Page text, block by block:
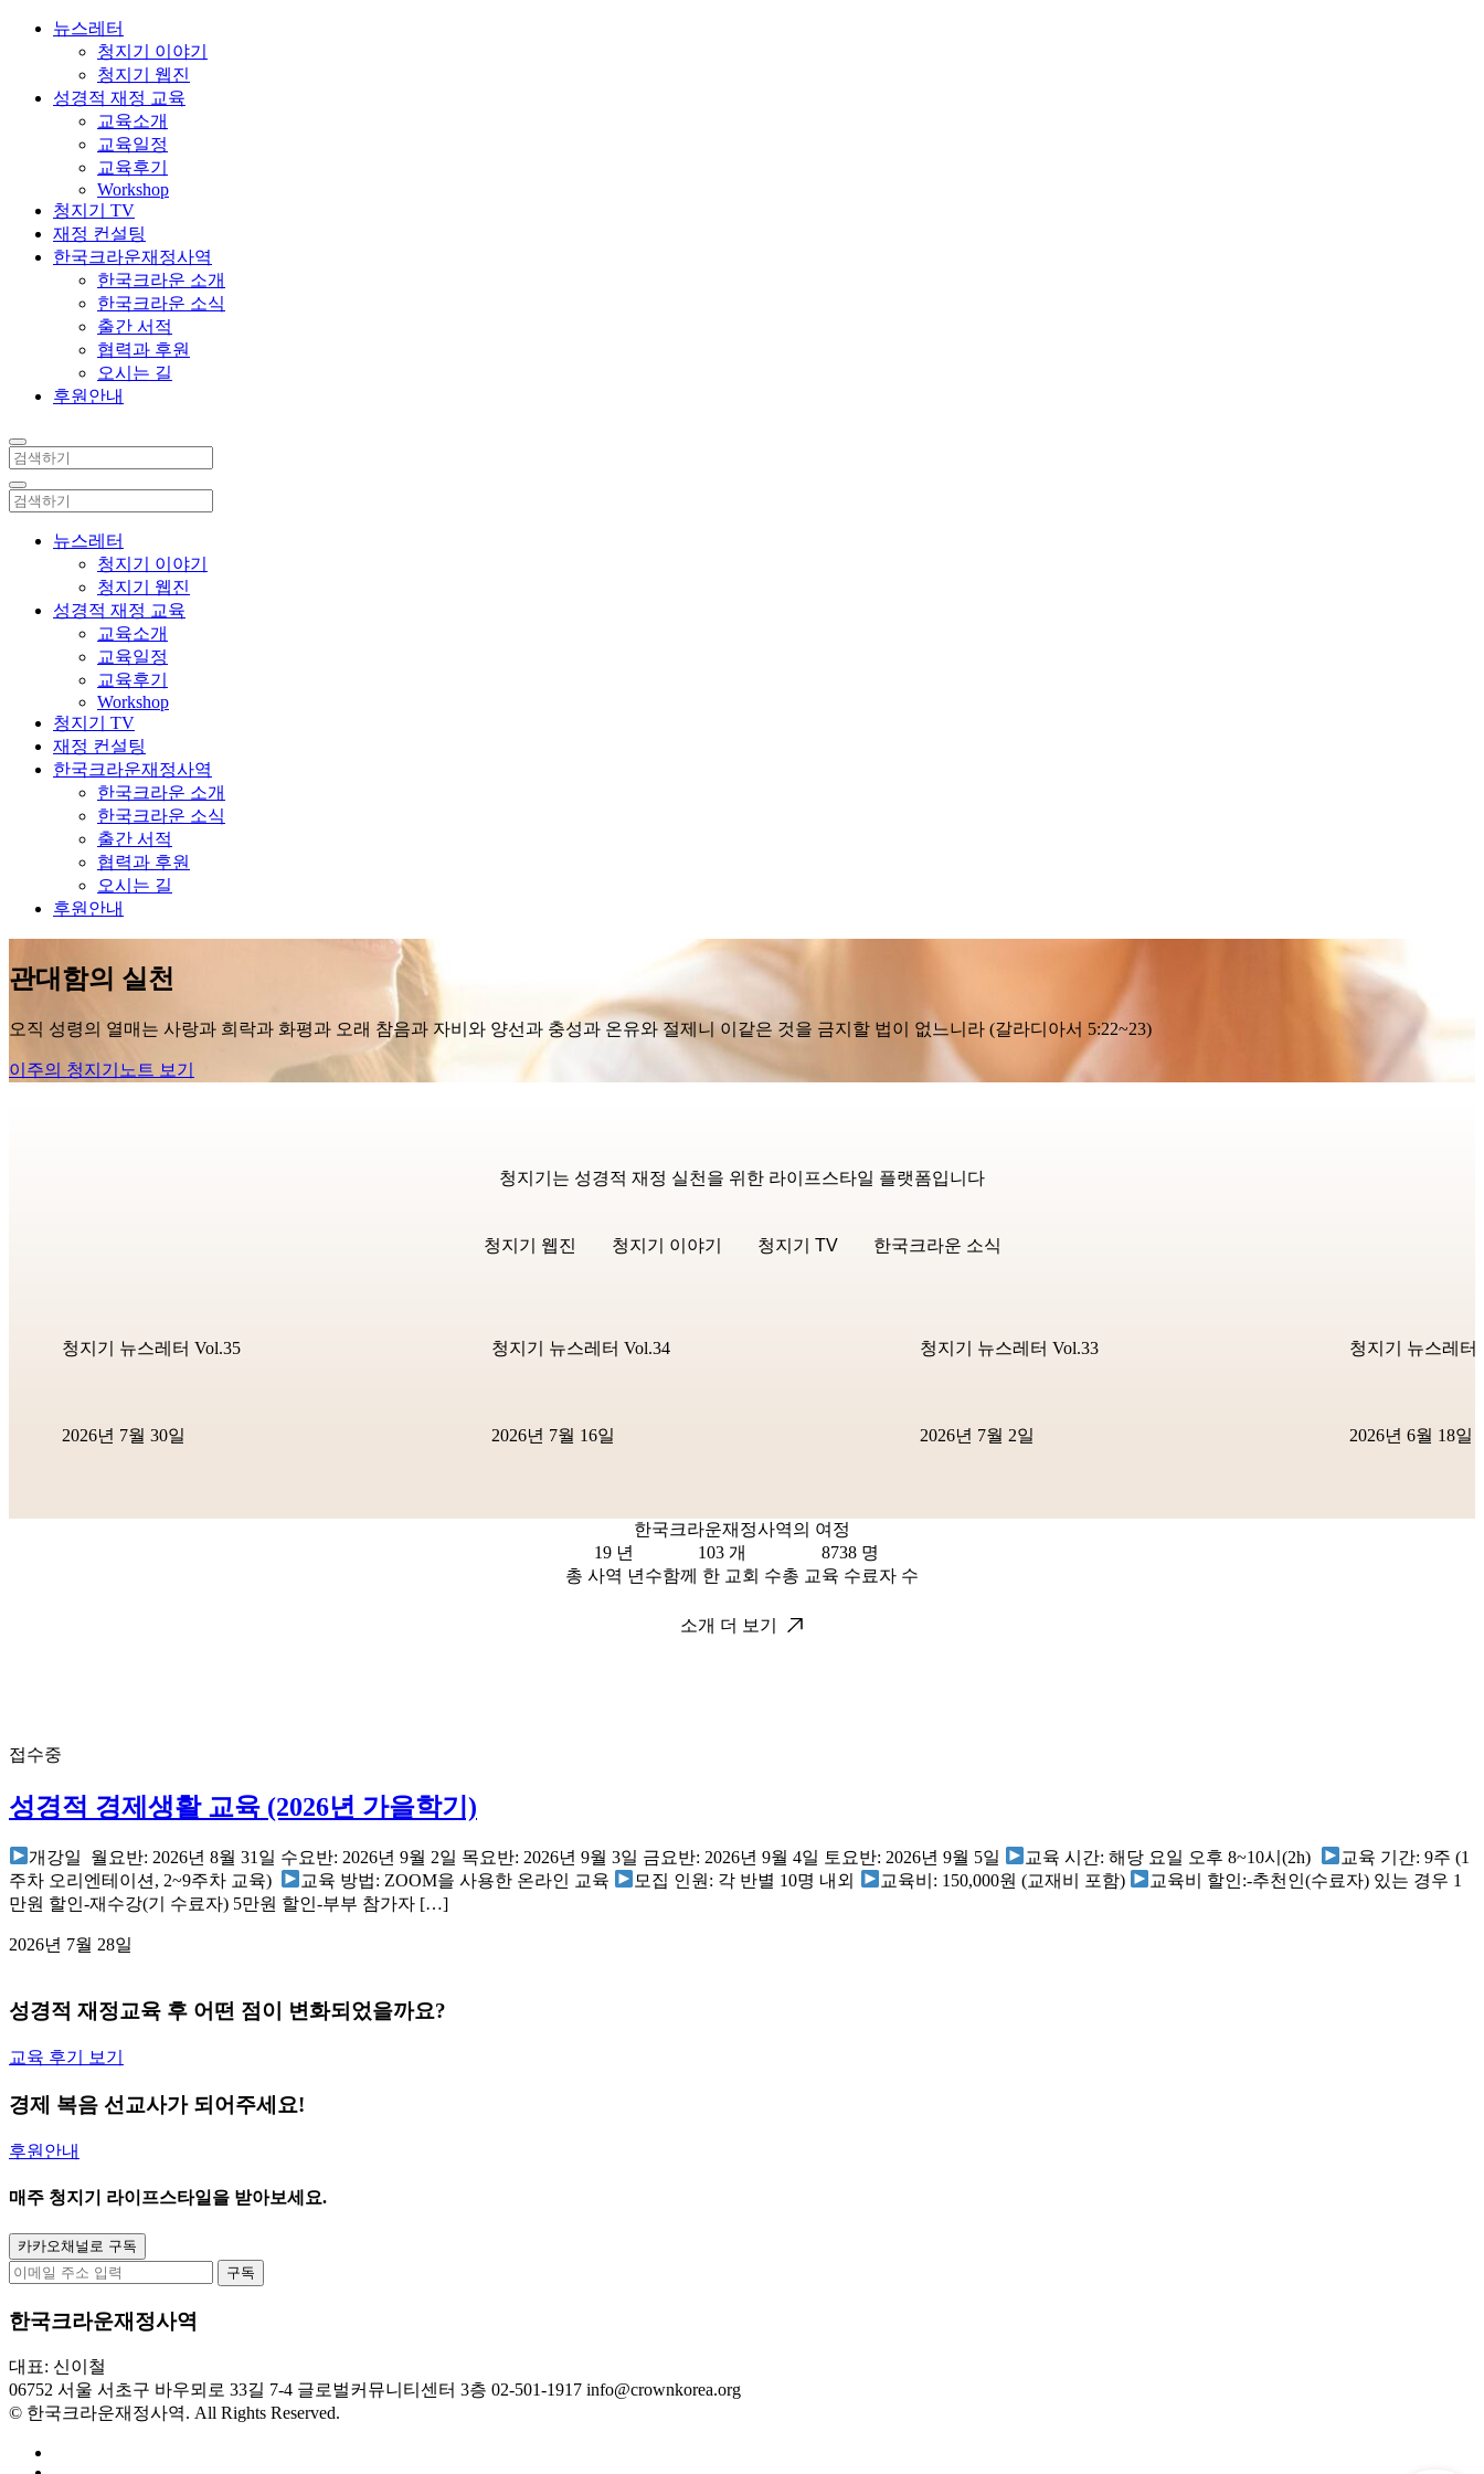
뉴스레터
청지기 이야기
청지기 웹진
성경적 재정 교육
교육소개
교육일정
교육후기
Workshop
청지기 TV
재정 컨설팅
한국크라운재정사역
한국크라운 소개
한국크라운 소식
출간 서적
협력과 후원
오시는 길
후원안내
뉴스레터
청지기 이야기
청지기 웹진
성경적 재정 교육
교육소개
교육일정
교육후기
Workshop
청지기 TV
재정 컨설팅
한국크라운재정사역
한국크라운 소개
한국크라운 소식
출간 서적
협력과 후원
오시는 길
후원안내
관대함의 실천
오직 성령의 열매는 사랑과 희락과 화평과 오래 참음과 자비와 양선과 충성과 온유와 절제니 이같은 것을 금지할 법이 없느니라 (갈라디아서 5:22~23)
이주의 청지기노트 보기
청지기 는 성경적 재정 실천을 위한 라이프스타일 플랫폼입니다
청지기 웹진 청지기 이야기 청지기 TV 한국크라운 소식
청지기 뉴스레터 Vol.35
2026년 7월 30일
청지기 뉴스레터 Vol.34
2026년 7월 16일
청지기 뉴스레터 Vol.33
2026년 7월 2일
청지기 뉴스레터
2026년 6월 18일
한국크라운재정사역의 여정
19
총 사역 년수
103
함께 한 교회 수
8738
총 교육 수료자 수
소개 더 보기
접수중
성경적 경제생활 교육 (2026년 가을학기)
개강일 월요반: 2026년 8월 31일 수요반: 2026년 9월 2일 목요반: 2026년 9월 3일 금요반: 2026년 9월 4일 토요반: 2026년 9월 5일 교육 시간: 해당 요일 오후 8~10시(2h)
교육 기간: 9주 (1
주차 오리엔테이션, 2~9주차 교육)
교육 방법: ZOOM을 사용한 온라인 교육 모집 인원: 각 반별 10명 내외 교육비: 150,000원 (교재비 포함)
교육비 할인:-추천인(수료자) 있는 경우 1
만원 할인-재수강(기 수료자) 5만원 할인-부부 참가자 […]
2026년 7월 28일
성경적 재정교육 후 어떤 점이 변화되었을까요?
교육 후기 보기
경제 복음 선교사가 되어주세요!
후원안내
매주 청지기 라이프스타일 을 받아보세요.
카카오채널로 구독
구독
한국크라운재정사역
대표: 신이철
06752 서울 서초구 바우뫼로 33길 7-4 글로벌커뮤니티센터 3층 02-501-1917 info@crownkorea.org
© 한국크라운재정사역. All Rights Reserved.